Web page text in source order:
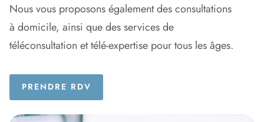
Nous vous proposons également des consultations
à domicile, ainsi que des services de
téléconsultation et télé-expertise pour tous les âges.
PRENDRE RDV